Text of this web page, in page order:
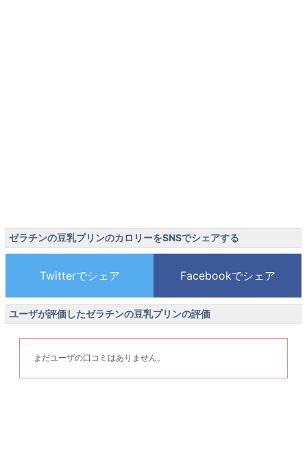
ゼラチンの豆乳プリンのカロリーをSNSでシェアする
ユーザが評価したゼラチンの豆乳プリンの評価
まだユーザの口コミはありません。